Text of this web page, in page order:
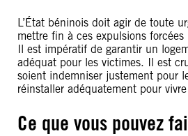
L’État béninois doit agir de toute
mettre fin à ces expulsions forcées
Il est impératif de garantir un
adéquat pour les victimes. Il est
soient indemniser justement pour
réinstaller adéquatement pour
Ce que vous pouvez